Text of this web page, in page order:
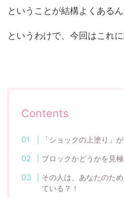
ということが結構よくあるん
というわけで、今回はこれ
Contents
「ショックの上塗り」
ブロックかどうかを見
その人は、あなたのた
ている？！